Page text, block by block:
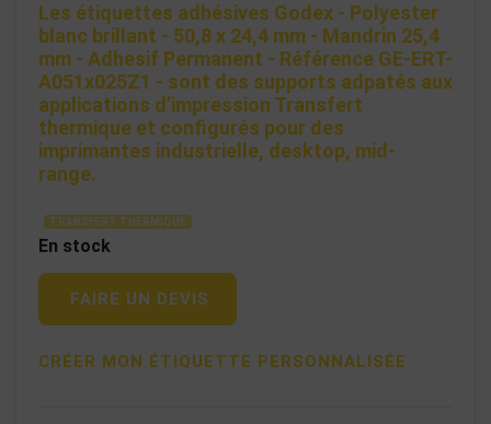
Les étiquettes adhésives Godex - Polyester
blanc brillant - 50,8 x 24,4 mm - Mandrin 25,4
mm - Adhesif Permanent - Référence GE-ERT-
A051x025Z1 - sont des supports adpatés aux
applications d’impression Transfert
thermique et configurés pour des
imprimantes industrielle, desktop, mid-
range.
TRANSFERT THERMIQUE
En stock
FAIRE UN DEVIS
CRÉER MON ÉTIQUETTE PERSONNALISÉE